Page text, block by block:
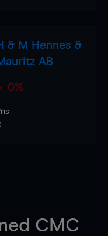
& M Hennes &
AB
0%
CMC